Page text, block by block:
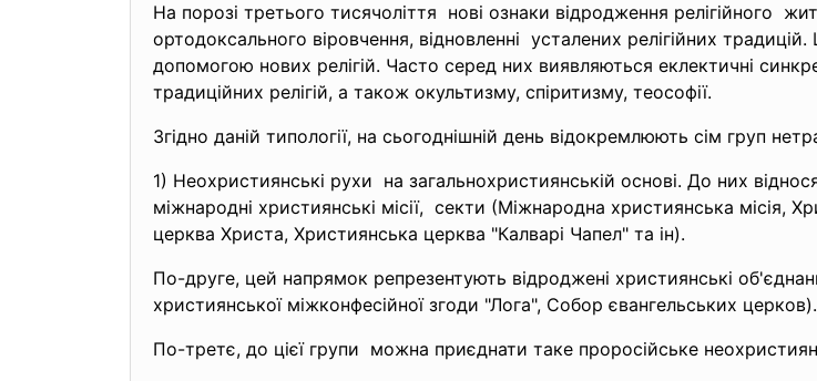
На порозі третього тисячоліття нові ознаки відродження релігійного
ортодоксального віровчення, відновленні усталених релігійних
допомогою нових релігій. Часто серед них виявляються еклектичні
традиційних релігій, а також окультизму, спіритизму, теософії.
Згідно даній типології, на сьогоднішній день відокремлюють сім груп
1) Неохристиянські рухи на загальнохристиянській основі. До них
міжнародні християнські місії, секти (Міжнародна християнська місія,
церква Христа, Християнська церква "Калварі Чапел" та ін).
По-друге, цей напрямок репрезентують відроджені християнські
християнської міжконфесійної згоди "Лога", Собор євангельських церков).
По-третє, до цієї групи можна приєднати таке проросійське